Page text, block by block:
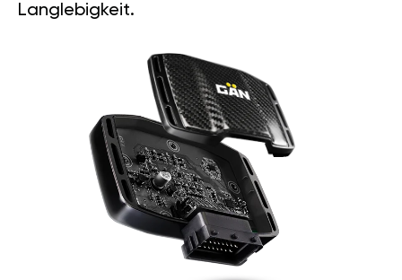
Langlebigkeit.